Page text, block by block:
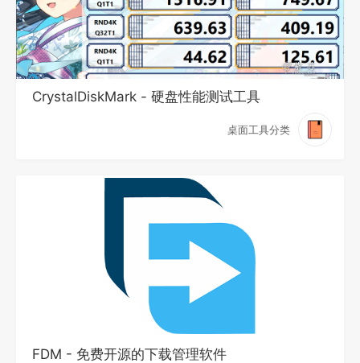
CrystalDiskMark - 硬盘性能测试工具
桌面工具分类
FDM - 免费开源的下载管理软件